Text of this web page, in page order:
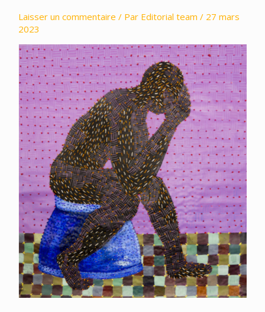
Laisser un commentaire / Par Editorial team / 27 mars
2023